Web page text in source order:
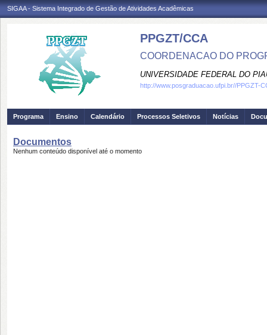
SIGAA - Sistema Integrado de Gestão de Atividades Acadêmicas
PPGZT/CCA
COORDENACAO DO
UNIVERSIDADE FEDERAL DO
http://www.posgraduacao.ufpi.br//PPGZT-
Programa Ensino Calendário Processos Seletivos Notícias
Documentos
Nenhum conteúdo disponível até o momento